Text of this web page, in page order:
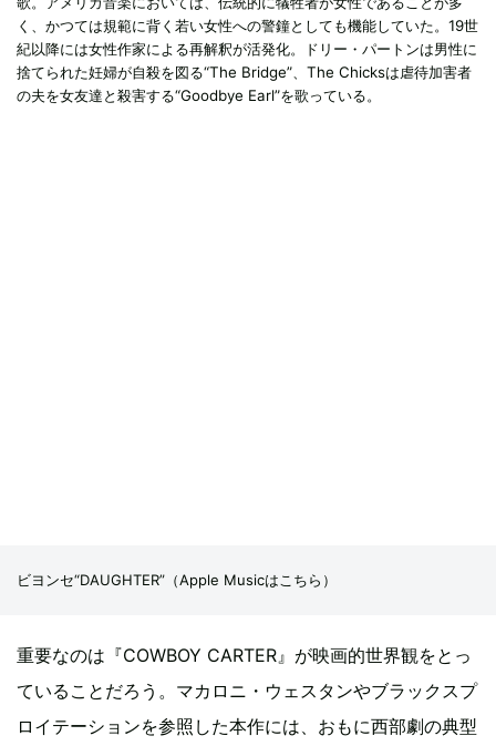
く、かつては規範に背く若い女性への警鐘としても機能していた。19世
紀以降には女性作家による再解釈が活発化。ドリー・パートンは男性に
捨てられた妊婦が自殺を図る“The Bridge”、The Chicksは虐待加害者
の夫を女友達と殺害する“Goodbye Earl”を歌っている。
ビヨンセ“DAUGHTER”（Apple Musicはこちら ）
重要なのは『COWBOY CARTER』が映画的世界観をとっ
ていることだろう。マカロニ・ウェスタンやブラックスプ
ロイテーションを参照した本作には、おもに西部劇の典型